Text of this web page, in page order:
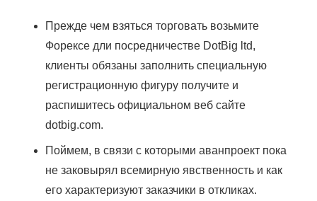
Прежде чем взяться торговать возьмите
Форексе дли посредничестве DotBig ltd,
клиенты обязаны заполнить специальную
регистрационную фигуру получите и
распишитесь официальном веб сайте
dotbig.com.
Поймем, в связи с которыми аванпроект пока
не заковырял всемирную явственность и как
его характеризуют заказчики в откликах.